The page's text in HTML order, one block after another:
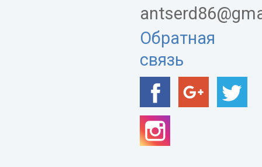
Обратная
связь